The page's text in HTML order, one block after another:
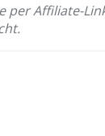
Affiliate-